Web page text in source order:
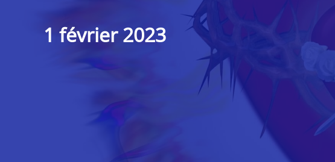
1 février 2023